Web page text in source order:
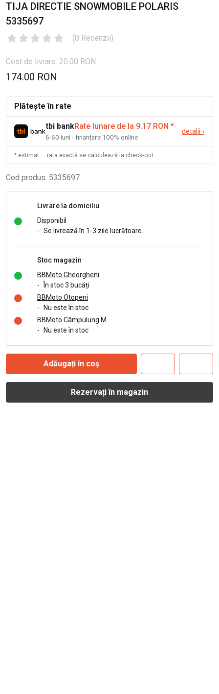
TIJA DIRECTIE SNOWMOBILE POLARIS
5335697
(0 Recenzii)
Cost de livrare: 20.00 RON
174.00 RON
Plătește în rate
tbi bankRate lunare de la 9.17 RON *
6-60 luni · finanțare 100% online
detalii ›
* estimat — rata exactă se calculează la check-out
Cod produs: 5335697
Livrare la domiciliu
Disponibil
- Se livrează în 1-3 zile lucrătoare.
Stoc magazin
BBMoto Gheorgheni
-
În stoc 3 bucăți
BBMoto Otopeni
-
Nu este în stoc
BBMoto Câmpulung M.
-
Nu este în stoc
Adăugați în coș
Rezervați în magazin